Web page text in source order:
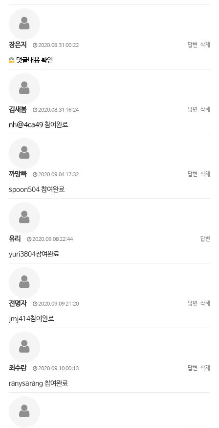
장은지 2020.08.31 00:22 답변 삭제
댓글내용 확인
김새봄 2020.08.31 16:24 답변 삭제
nh@4ca49참여완료
까망빠 2020.09.04 17:32 답변 삭제
spoon504 참여완료
유리 2020.09.08 22:44 답변
yuri3804참여완료
전명자 2020.09.09 21:20 답변 삭제
jmj414참여완료
최수란 2020.09.10 00:13 답변 삭제
ranysarang 참여완료